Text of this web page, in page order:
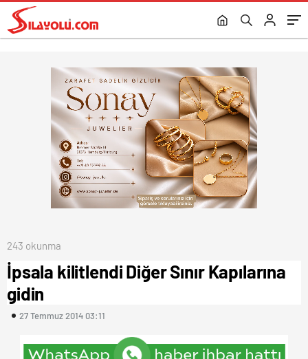
243 okunma
İpsala kilitlendi Diğer Sınır Kapılarına
gidin
27 Temmuz 2014 03:11